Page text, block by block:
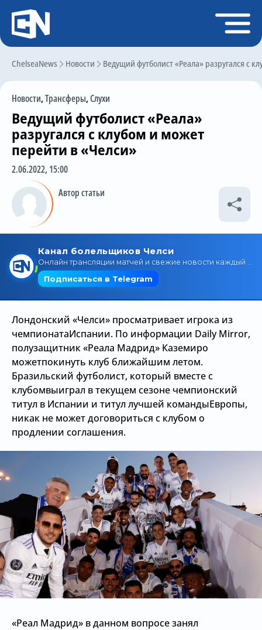
ChelseaNews Новости Ведущий футболист «Реала» разругался с
Новости,Трансферы,Слухи
Ведущий футболист «Реала»
разругался с клубом и может
перейти в «Челси»
2.06.2022, 15:00
Автор статьи
Лондонский «Челси» просматривает игрока из
чемпионатаИспании. По информации Daily Mirror,
полузащитник «Реала Мадрид» Каземиро
можетпокинуть клуб ближайшим летом.
Бразильский футболист, который вместе с
клубомвыиграл в текущем сезоне чемпионский
титул в Испании и титул лучшей командыЕвропы,
никак не может договориться с клубом о
продлении соглашения.
«Реал Мадрид» в данном вопросе занял
Регистрация
Главная
Чат
Трансферы
Слухи
История Челси
Статистика
Календарь игр
Поиск по сайту
Трансляции
О сайте
Контакты